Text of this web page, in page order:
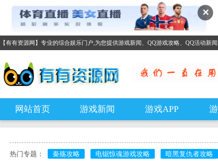
✕
【有有资源网】专业的综合娱乐门户,为您提供游戏新闻、QQ游戏攻略、QQ活动新
网站首页 游戏新闻 游戏APP
热门专题： 秦殇攻略 电锯惊魂游戏攻略 暗黑复仇者攻略